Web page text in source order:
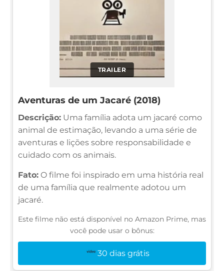
TRAILER
Aventuras de um Jacaré (2018)
Descrição: Uma família adota um jacaré como
animal de estimação, levando a uma série de
aventuras e lições sobre responsabilidade e
cuidado com os animais.
Fato: O filme foi inspirado em uma história real
de uma família que realmente adotou um
jacaré.
Este filme não está disponível no Amazon Prime, mas
você pode usar o bônus:
30 dias grátis